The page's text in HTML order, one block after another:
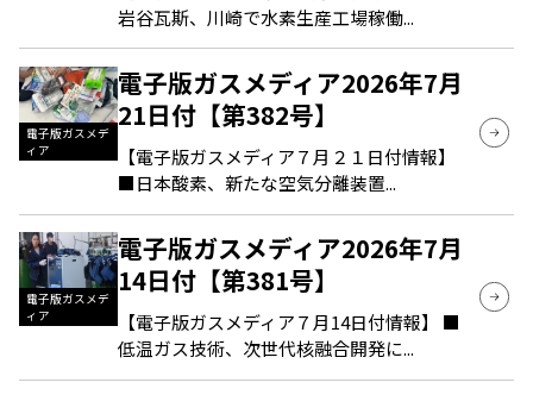
岩谷瓦斯、川崎で水素生産工場稼働...
電子版ガスメデ
ィア
電子版ガスメディア2026年7月
21日付【第382号】
【電子版ガスメディア７月２１日付情報】
■日本酸素、新たな空気分離装置...
電子版ガスメデ
ィア
電子版ガスメディア2026年7月
14日付【第381号】
【電子版ガスメディア７月14日付情報】 ■
低温ガス技術、次世代核融合開発に...